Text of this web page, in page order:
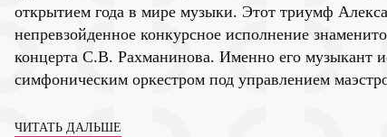
открытием года в мире музыки. Этот триумф
непревзойденное конкурсное исполнение
концерта С.В. Рахманинова. Именно его музыкант
симфоническим оркестром под управлением
ЧИТАТЬ ДАЛЬШЕ